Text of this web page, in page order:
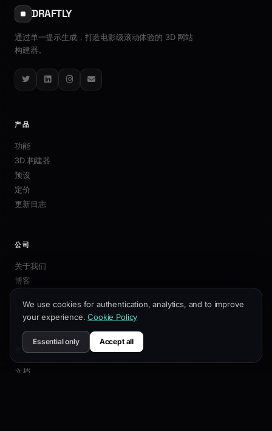
DRAFTLY
通过单一提示生成，打造电影级滚动体验的 3D 网站
构建器。
TwitterLinkedInInstagram
Email
产品
功能
3D 构建器
预设
定价
更新日志
公司
关于我们
博客
联系我们
资源
文档
We use cookies for authentication, analytics, and to improve
your experience. Cookie Policy
Essential only Accept all